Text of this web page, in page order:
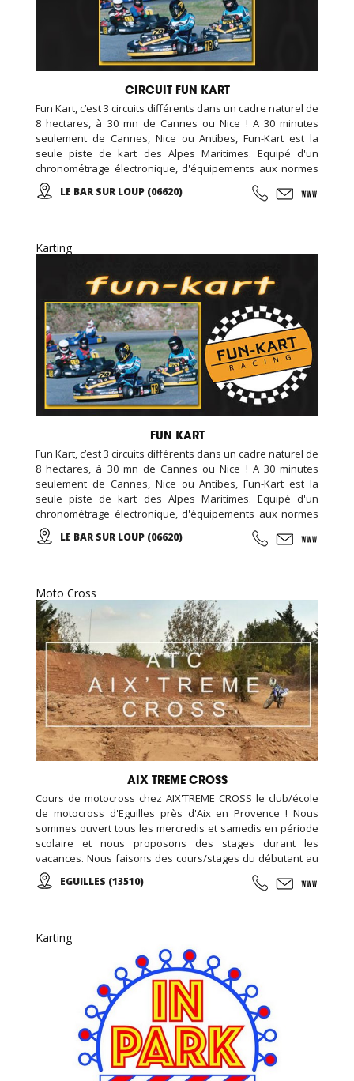
CIRCUIT FUN KART
Fun Kart, c’est 3 circuits différents dans un cadre naturel de
8 hectares, à 30 mn de Cannes ou Nice ! A 30 minutes
seulement de Cannes, Nice ou Antibes, Fun-Kart est la
seule piste de kart des Alpes Maritimes. Equipé d'un
chronométrage électronique, d'équipements aux normes
de sécurité européenne, assistance mécanique, et un
restaurant sur place, nous avons également une piste de
LE BAR SUR LOUP (06620)
Karting
FUN KART
Fun Kart, c’est 3 circuits différents dans un cadre naturel de
8 hectares, à 30 mn de Cannes ou Nice ! A 30 minutes
seulement de Cannes, Nice ou Antibes, Fun-Kart est la
seule piste de kart des Alpes Maritimes. Equipé d'un
chronométrage électronique, d'équipements aux normes
de sécurité européenne, assistance mécanique, et un
restaurant sur place, nous avons également une piste de
LE BAR SUR LOUP (06620)
Moto Cross
AIX TREME CROSS
Cours de motocross chez AIX'TREME CROSS le club/école
de motocross d'Eguilles près d'Aix en Provence ! Nous
sommes ouvert tous les mercredis et samedis en période
scolaire et nous proposons des stages durant les
vacances. Nous faisons des cours/stages du débutant au
confirmé. Nous accueillons aussi bien des enfants, des
adultes et des groupes. Contactez-nous !
EGUILLES (13510)
Karting